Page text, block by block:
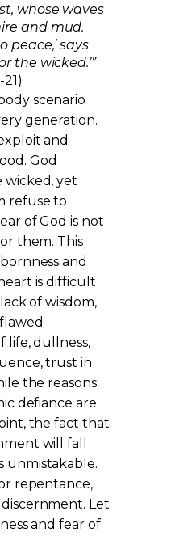
whose waves
and mud.
peace,’ says
the wicked.’”
scenario
generation.
and
God
wicked, yet
refuse to
of God is not
them. This
and
is difficult
of wisdom,
life, dullness,
trust in
the reasons
defiance are
the fact that
will fall
unmistakable.
repentance,
Let
and fear of